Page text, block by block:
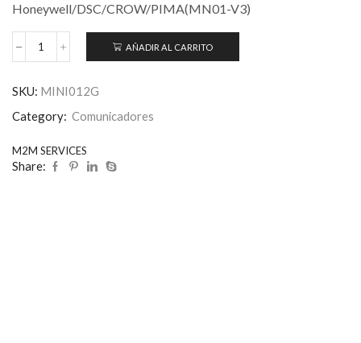
Honeywell/DSC/CROW/PIMA(MN01-V3)
AÑADIR AL CARRITO
SKU: MINI012G
Category: Comunicadores
M2M SERVICES
Share: